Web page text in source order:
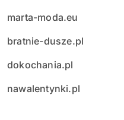
marta-moda.eu
bratnie-dusze.pl
dokochania.pl
nawalentynki.pl